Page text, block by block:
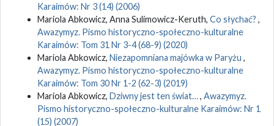
Karaimów: Nr 3 (14) (2006)
Mariola Abkowicz, Anna Sulimowicz-Keruth, Co słychać? ,
Awazymyz. Pismo historyczno-społeczno-kulturalne
Karaimów: Tom 31 Nr 3-4 (68-9) (2020)
Mariola Abkowicz, Niezapomniana majówka w Paryżu ,
Awazymyz. Pismo historyczno-społeczno-kulturalne
Karaimów: Tom 30 Nr 1-2 (62-3) (2019)
Mariola Abkowicz, Dziwny jest ten świat…, Awazymyz.
Pismo historyczno-społeczno-kulturalne Karaimów: Nr 1
(15) (2007)